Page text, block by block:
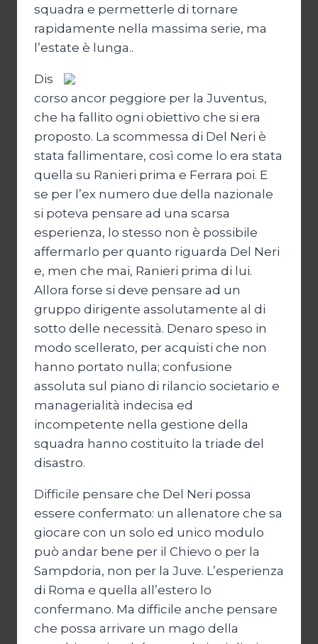
squadra e permetterle di tornare
rapidamente nella massima serie, ma
l’estate è lunga..
Dis
corso ancor peggiore per la Juventus,
che ha fallito ogni obiettivo che si era
proposto. La scommessa di Del Neri è
stata fallimentare, così come lo era stata
quella su Ranieri prima e Ferrara poi. E
se per l’ex numero due della nazionale
si poteva pensare ad una scarsa
esperienza, lo stesso non è possibile
affermarlo per quanto riguarda Del Neri
e, men che mai, Ranieri prima di lui.
Allora forse si deve pensare ad un
gruppo dirigente assolutamente al di
sotto delle necessità. Denaro speso in
modo scellerato, per acquisti che non
hanno portato nulla; confusione
assoluta sul piano di rilancio societario e
managerialità indecisa ed
incompetente nella gestione della
squadra hanno costituito la triade del
disastro.
Difficile pensare che Del Neri possa
essere confermato: un allenatore che sa
giocare con un solo ed unico modulo
può andar bene per il Chievo o per la
Sampdoria, non per la Juve. L’esperienza
di Roma e quella all’estero lo
confermano. Ma difficile anche pensare
che possa arrivare un mago della